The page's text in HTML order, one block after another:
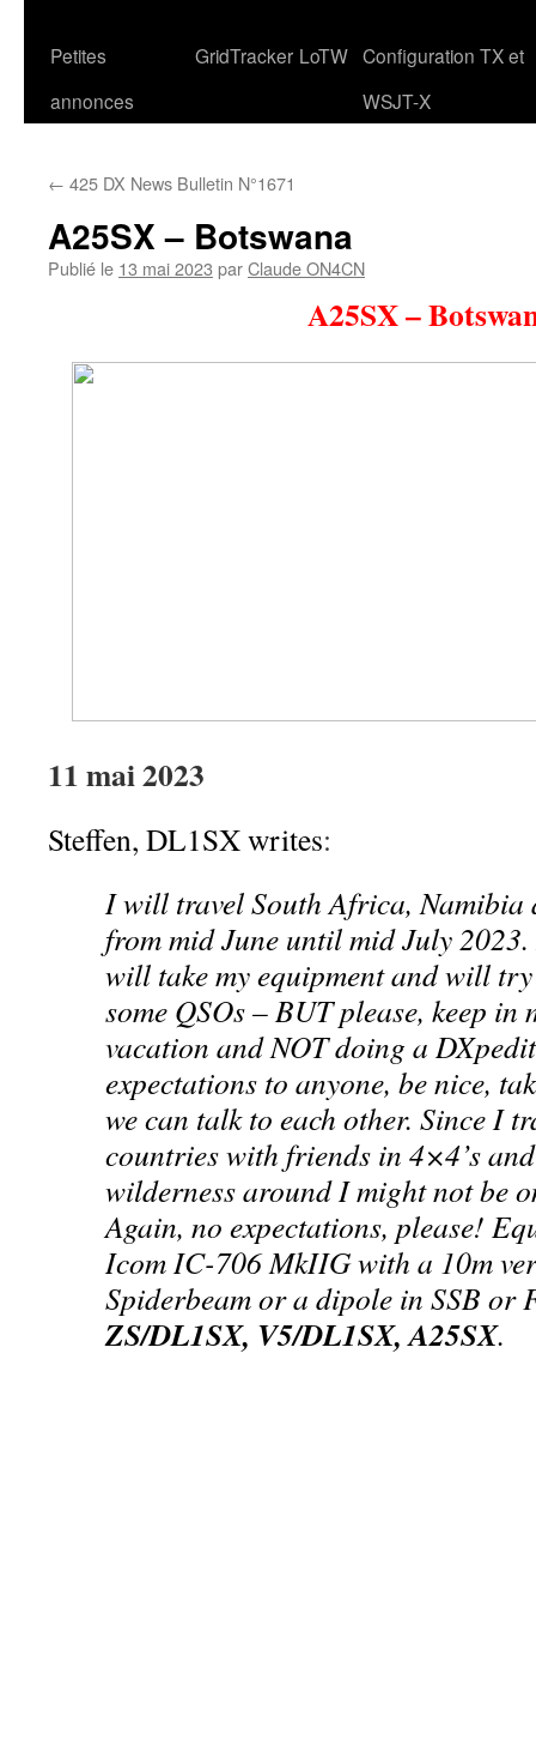
Petites
annonces
GridTracker LoTW Configuration TX et
WSJT-X
← 425 DX News Bulletin N°1671
A25SX – Botswana
Publié le 13 mai 2023 parClaude ON4CN
A25SX –
11 mai 2023
Steffen, DL1SX writes:
I will travel South Africa, Namibia
from mid June until mid July
will take my equipment and will
some QSOs – BUT please, keep
vacation and NOT doing a
expectations to anyone, be nice,
we can talk to each other. Since I
countries with friends in 4×4’s
wilderness around I might not be
Again, no expectations, please!
Icom IC-706 MkIIG with a 10m
Spiderbeam or a dipole in SSB or
ZS/DL1SX, V5/DL1SX, A25SX.